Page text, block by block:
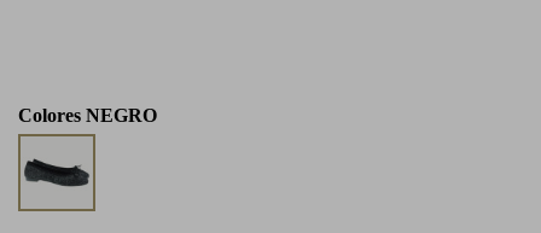
Colores NEGRO